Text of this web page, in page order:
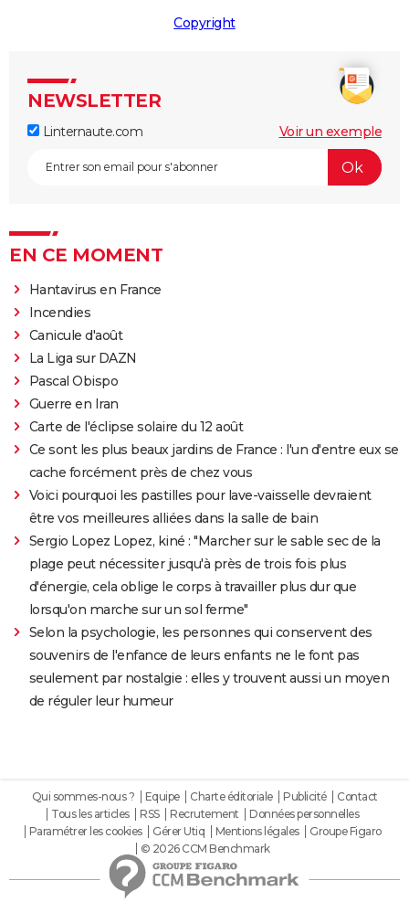
Copyright
NEWSLETTER
Linternaute.com Voir un exemple
EN CE MOMENT
Hantavirus en France
Incendies
Canicule d'août
La Liga sur DAZN
Pascal Obispo
Guerre en Iran
Carte de l'éclipse solaire du 12 août
Ce sont les plus beaux jardins de France : l'un d'entre eux se
cache forcément près de chez vous
Voici pourquoi les pastilles pour lave-vaisselle devraient
être vos meilleures alliées dans la salle de bain
Sergio Lopez Lopez, kiné : "Marcher sur le sable sec de la
plage peut nécessiter jusqu'à près de trois fois plus
d'énergie, cela oblige le corps à travailler plus dur que
lorsqu'on marche sur un sol ferme"
Selon la psychologie, les personnes qui conservent des
souvenirs de l'enfance de leurs enfants ne le font pas
seulement par nostalgie : elles y trouvent aussi un moyen
de réguler leur humeur
Qui sommes-nous ? Equipe Charte éditoriale Publicité
Contact
Tous les articles
RSS Recrutement
Données personnelles
Paramétrer les cookies
Gérer Utiq Mentions légales
Groupe Figaro
© 2026 CCM Benchmark